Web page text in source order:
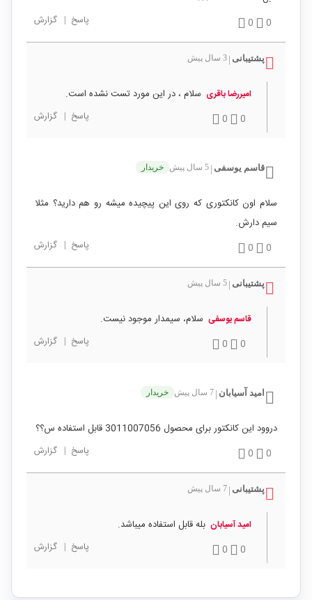
0
0 پاسخ | گزارش
پشتیبانی 3 سال پیش
امیررضا باقری سلام ، در این مورد تست نشده است.
0
0 پاسخ | گزارش
قاسم یوسفی 5 سال پیش خریدار
سلام اون کانکتوری که روی این پیچیده میشه رو هم دارید؟ مثلا
سیم دارش.
0
0 پاسخ | گزارش
پشتیبانی 5 سال پیش
قاسم یوسفی سلام، سیمدار موجود نیست.
0
0 پاسخ | گزارش
امید آسیابان 7 سال پیش خریدار
دروود این کانکتور برای محصول 3011007056 قابل استفاده س؟؟
0
0 پاسخ | گزارش
پشتیبانی 7 سال پیش
امید آسیابان بله قابل استفاده میباشد.
0
0 پاسخ | گزارش